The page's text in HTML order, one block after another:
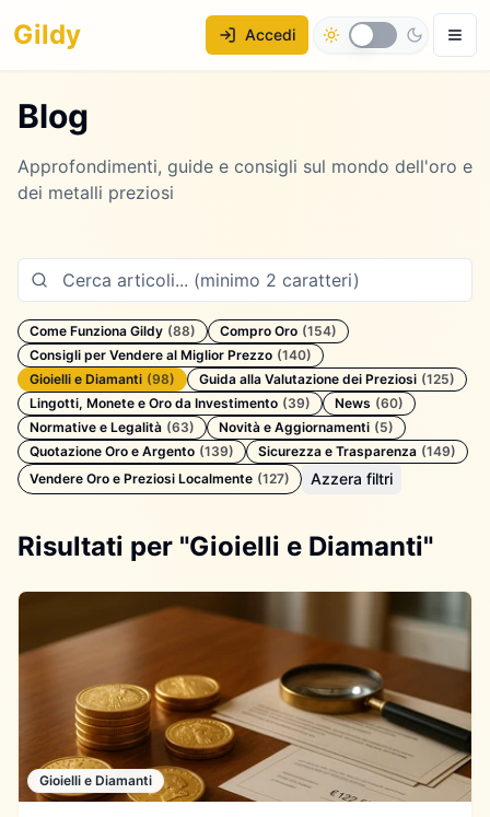
Gildy Accedi
Blog
Approfondimenti, guide e consigli sul mondo dell'oro e
dei metalli preziosi
Come Funziona Gildy (88) Compro Oro (154)
Consigli per Vendere al Miglior Prezzo (140)
Gioielli e Diamanti (98) Guida alla Valutazione dei Preziosi (125)
Lingotti, Monete e Oro da Investimento (39) News (60)
Normative e Legalità (63) Novità e Aggiornamenti (5)
Quotazione Oro e Argento (139) Sicurezza e Trasparenza (149)
Vendere Oro e Preziosi Localmente (127) Azzera filtri
Risultati per "Gioielli e Diamanti"
Gioielli e Diamanti